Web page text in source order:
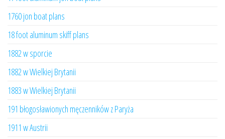
1760 jon boat plans
18 foot aluminum skiff plans
1882 w sporcie
1882 w Wielkiej Brytanii
1883 w Wielkiej Brytanii
191 błogosławionych męczenników z Paryża
1911 w Austrii